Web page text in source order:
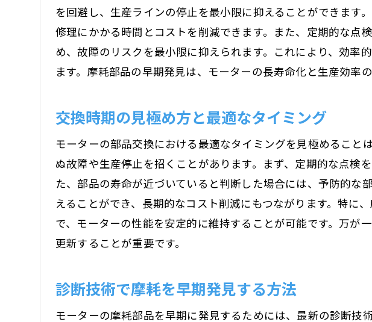
を回避し、生産ラインの停止を最小限に抑えることができます
修理にかかる時間とコストを削減できます。また、定期的な点
め、故障のリスクを最小限に抑えられます。これにより、効率
ます。摩耗部品の早期発見は、モーターの長寿命化と生産効率
交換時期の見極め方と最適なタイミング
モーターの部品交換における最適なタイミングを見極めるこ
ぬ故障や生産停止を招くことがあります。まず、定期的な点検
た、部品の寿命が近づいていると判断した場合には、予防的
えることができ、長期的なコスト削減にもつながります。特に
で、モーターの性能を安定的に維持することが可能です。万が
更新することが重要です。
診断技術で摩耗を早期発見する方法
モーターの摩耗部品を早期に発見するためには、最新の診断